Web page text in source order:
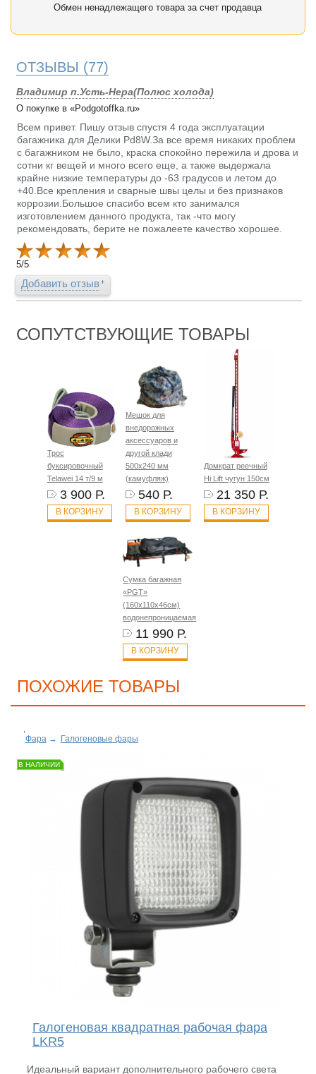
Обмен ненадлежащего товара за счет продавца
ОТЗЫВЫ (77)
Владимир п.Усть-Нера(Полюс холода)
О покупке в «Podgotoffka.ru»
Всем привет. Пишу отзыв спустя 4 года эксплуатации
багажника для Делики Pd8W.За все время никаких проблем
с багажником не было, краска спокойно пережила и дрова и
сотни кг вещей и много всего еще, а также выдержала
крайне низкие температуры до -63 градусов и летом до
+40.Все крепления и сварные швы целы и без признаков
коррозии.Большое спасибо всем кто занимался
изготовлением данного продукта, так -что могу
рекомендовать, берите не пожалеете качество хорошее.
5/5
Добавить отзыв
СОПУТСТВУЮЩИЕ ТОВАРЫ
Трос
буксировочный
Telawei 14 т/9 м
3 900 Р.
В КОРЗИНУ
Мешок для
внедорожных
аксессуаров и
другой клади
500х240 мм
(камуфляж)
540 Р.
В КОРЗИНУ
Домкрат реечный
Hi Lift чугун 150см
21 350 Р.
В КОРЗИНУ
Сумка багажная
«PGT»
(160х110х46см)
водонепроницаемая
11 990 Р.
В КОРЗИНУ
ПОХОЖИЕ ТОВАРЫ
Фара→ Галогеновые фары
В НАЛИЧИИ
Галогеновая квадратная рабочая фара
LKR5
Идеальный вариант дополнительного рабочего света